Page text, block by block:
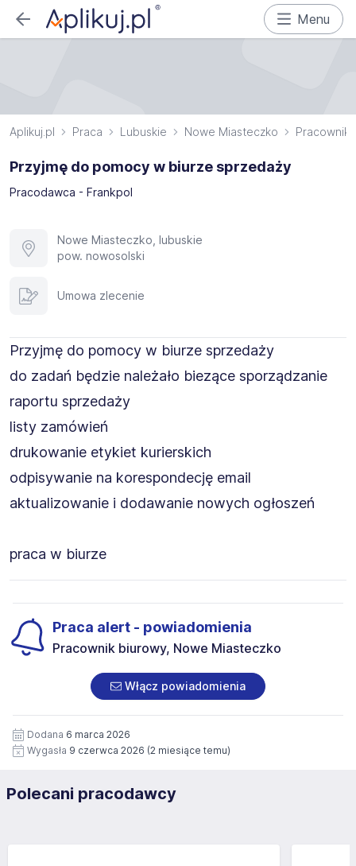
Menu
Aplikuj.pl Praca Lubuskie Nowe Miasteczko Pracownik
Przyjmę do pomocy w biurze sprzedaży
Pracodawca - Frankpol
Nowe Miasteczko, lubuskie
pow. nowosolski
Umowa zlecenie
Przyjmę do pomocy w biurze sprzedaży
do zadań będzie należało biezące sporządzanie
raportu sprzedaży
listy zamówień
drukowanie etykiet kurierskich
odpisywanie na korespondecję email
aktualizowanie i dodawanie nowych ogłoszeń
praca w biurze
Praca alert - powiadomienia
Pracownik biurowy, Nowe Miasteczko
Włącz powiadomienia
Dodana 6 marca 2026
Wygasła 9 czerwca 2026 (2 miesiące temu)
Polecani pracodawcy